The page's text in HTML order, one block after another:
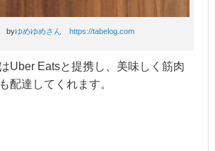
byゆめゆめさん https://tabelog.com
Uber Eatsと提携し、美味しく筋肉
配達してくれます。